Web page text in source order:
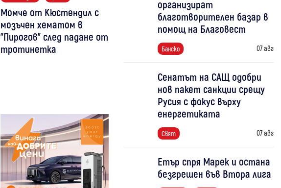
Момче от Кюстендил с
мозъчен хематом в
"Пирогов" след падане от
тротинетка
организират
благотворителен базар в
помощ на Благовест
Банско 07 авг
Сенатът на САЩ одобри
нов пакет санкции срещу
Русия с фокус върху
енергетиката
Свят 07 авг
Етър спря Марек и остана
безгрешен във Втора лига